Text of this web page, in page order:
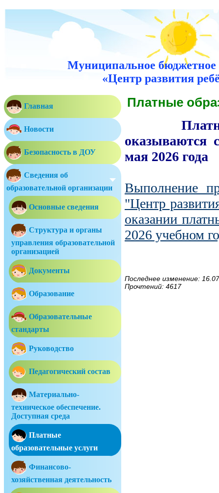
Муниципальное бюджетное
«Центр развития
Главная
Новости
Безопасность в ДОУ
Сведения об
образовательной организации
Основные сведения
Структура и органы
управления образовательной
организацией
Документы
Образование
Образовательные
стандарты
Руководство
Педагогический состав
Материально-
техническое обеспечение.
Доступная среда
Платные
образовательные услуги
Финансово-
хозяйственная деятельность
Платные
оказываются
мая 2026 года
Выполнение
"Центр
оказании
2026 учебном
Последнее изменение:
Прочтений: 4617